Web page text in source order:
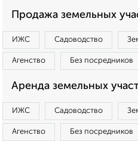
Продажа земельных
ИЖС Садоводство
Агенство Без посредников
Аренда земельных
ИЖС Садоводство
Агенство Без посредников